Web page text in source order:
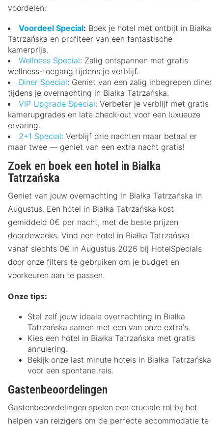
voordelen:
Voordeel Special: Boek je hotel met ontbijt in Białka
Tatrzańska en profiteer van een fantastische
kamerprijs.
Wellness Special: Zalig ontspannen met gratis
wellness-toegang tijdens je verblijf.
Diner Special: Geniet van een zalig inbegrepen diner
tijdens je overnachting in Białka Tatrzańska.
VIP Upgrade Special: Verbeter je verblijf met gratis
kamerupgrades en late check-out voor een luxueuze
ervaring.
2+1 Special: Verblijf drie nachten maar betaal er
maar twee — geniet van een extra nacht gratis!
Zoek en boek een hotel in Białka
Tatrzańska
Geniet van jouw overnachting in Białka Tatrzańska in
Augustus. Een hotel in Białka Tatrzańska kost
gemiddeld 0€ per nacht, met de beste prijzen
doordeweeks. Vind een hotel in Białka Tatrzańska
vanaf slechts 0€ in Augustus 2026 bij HotelSpecials
door onze filters te gebruiken om je budget en
voorkeuren aan te passen.
Onze tips:
Stel zelf jouw ideale overnachting in Białka
Tatrzańska samen met een van onze extra's.
Kies een hotel in Białka Tatrzańska met gratis
annulering.
Bekijk onze last minute hotels in Białka Tatrzańska
voor een spontane reis.
Gastenbeoordelingen
Gastenbeoordelingen spelen een cruciale rol bij het
helpen van reizigers om de perfecte accommodatie te